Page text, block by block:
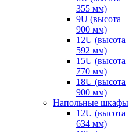
355 мм)
9U (высота
900 мм)
12U (высота
592 мм)
15U (высота
770 мм)
18U (высота
900 мм)
Напольные шкафы
12U (высота
634 мм)